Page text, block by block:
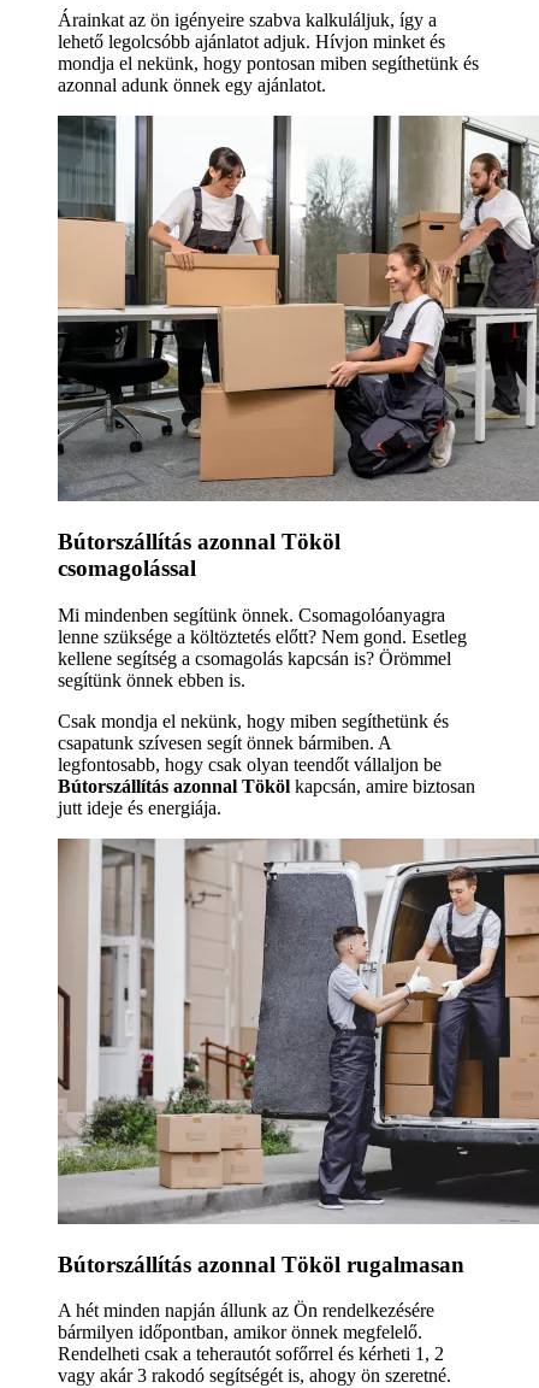
Árainkat az ön igényeire szabva kalkuláljuk, így a
lehető legolcsóbb ajánlatot adjuk. Hívjon minket és
mondja el nekünk, hogy pontosan miben segíthetünk és
azonnal adunk önnek egy ajánlatot.
Bútorszállítás azonnal Tököl
csomagolással
Mi mindenben segítünk önnek. Csomagolóanyagra
lenne szüksége a költöztetés előtt? Nem gond. Esetleg
kellene segítség a csomagolás kapcsán is? Örömmel
segítünk önnek ebben is.
Csak mondja el nekünk, hogy miben segíthetünk és
csapatunk szívesen segít önnek bármiben. A
legfontosabb, hogy csak olyan teendőt vállaljon be
Bútorszállítás azonnal Tököl kapcsán, amire biztosan
jutt ideje és energiája.
Bútorszállítás azonnal Tököl rugalmasan
A hét minden napján állunk az Ön rendelkezésére
bármilyen időpontban, amikor önnek megfelelő.
Rendelheti csak a teherautót sofőrrel és kérheti 1, 2
vagy akár 3 rakodó segítségét is, ahogy ön szeretné.